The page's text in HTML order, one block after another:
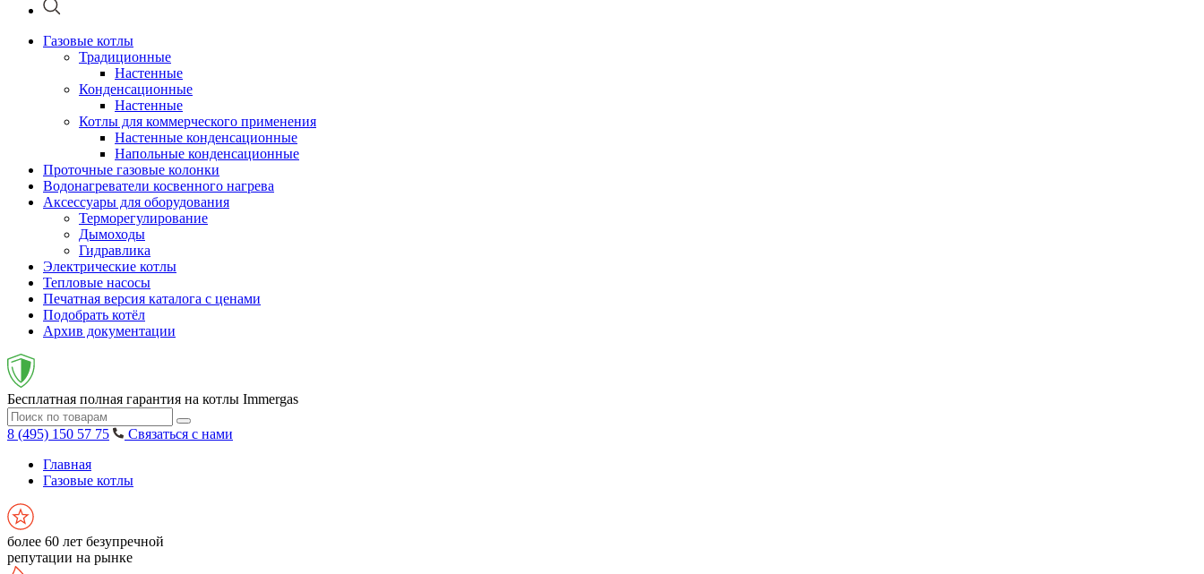
Газовые котлы
Традиционные
Настенные
Конденсационные
Настенные
Котлы для коммерческого применения
Настенные конденсационные
Напольные конденсационные
Проточные газовые колонки
Водонагреватели косвенного нагрева
Аксессуары для оборудования
Терморегулирование
Дымоходы
Гидравлика
Электрические котлы
Тепловые насосы
Печатная версия каталога с ценами
Подобрать котёл
Архив документации
Бесплатная полная гарантия на котлы Immergas
8 (495) 150 57 75
Связаться с нами
Главная
Газовые котлы
более 60 лет безупречной
репутации на рынке